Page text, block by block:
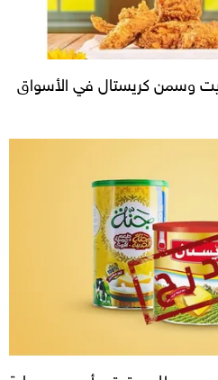
وسمن كريستال في الأسواق